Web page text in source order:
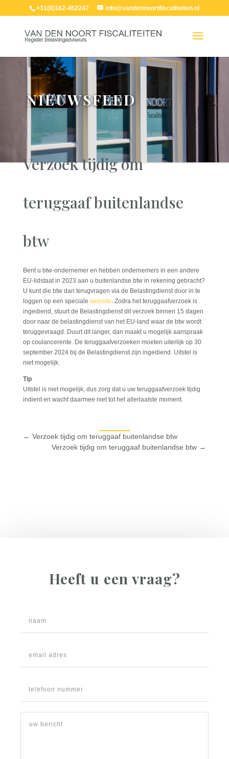
+31(0)162-462247 info@vandennoortfiscaliteiten.nl
NIEUWSFEED
Verzoek tijdig om
teruggaaf buitenlandse
btw
Bent u btw-ondernemer en hebben ondernemers in een andere
EU-lidstaat in 2023 aan u buitenlandse btw in rekening gebracht?
U kunt die btw dan terugvragen via de Belastingdienst door in te
loggen op een speciale website. Zodra het teruggaafverzoek is
ingediend, stuurt de Belastingdienst dit verzoek binnen 15 dagen
door naar de belastingdienst van het EU-land waar de btw wordt
teruggevraagd. Duurt dit langer, dan maakt u mogelijk aanspraak
op coulancerente. De teruggaafverzoeken moeten uiterlijk op 30
september 2024 bij de Belastingdienst zijn ingediend. Uitstel is
niet mogelijk.
Tip
Uitstel is niet mogelijk, dus zorg dat u uw teruggaafverzoek tijdig
indient en wacht daarmee niet tot het allerlaatste moment.
← Verzoek tijdig om teruggaaf buitenlandse btw
Verzoek tijdig om teruggaaf buitenlandse btw →
Heeft u een vraag?